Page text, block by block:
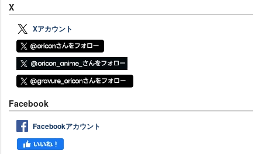
X
Xアカウント
Facebook
Facebookアカウント